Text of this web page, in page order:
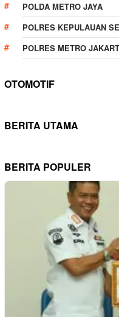
POLDA METRO JAYA
POLRES KEPULAUAN
POLRES METRO
OTOMOTIF
BERITA UTAMA
BERITA POPULER